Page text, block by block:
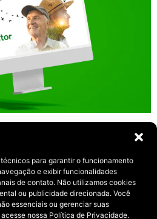
para garantir o funcionamento
e exibir funcionalidades
de contato. Não utilizamos cookies
ou publicidade direcionada. Você
essenciais ou gerenciar suas
nossa Política de Privacidade.